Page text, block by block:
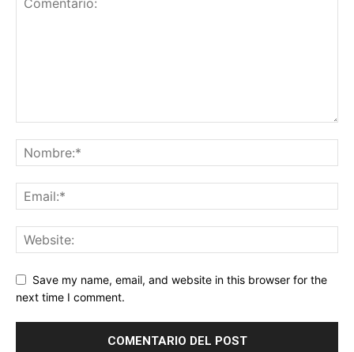
Save my name, email, and website in this browser for the
next time I comment.